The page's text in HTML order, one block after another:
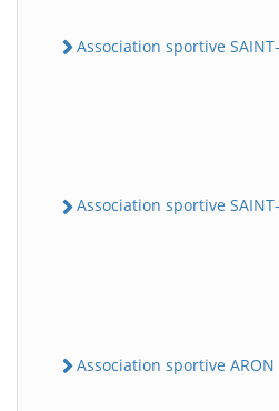
Association sportive SAINT-
Association sportive SAINT-
Association sportive ARON